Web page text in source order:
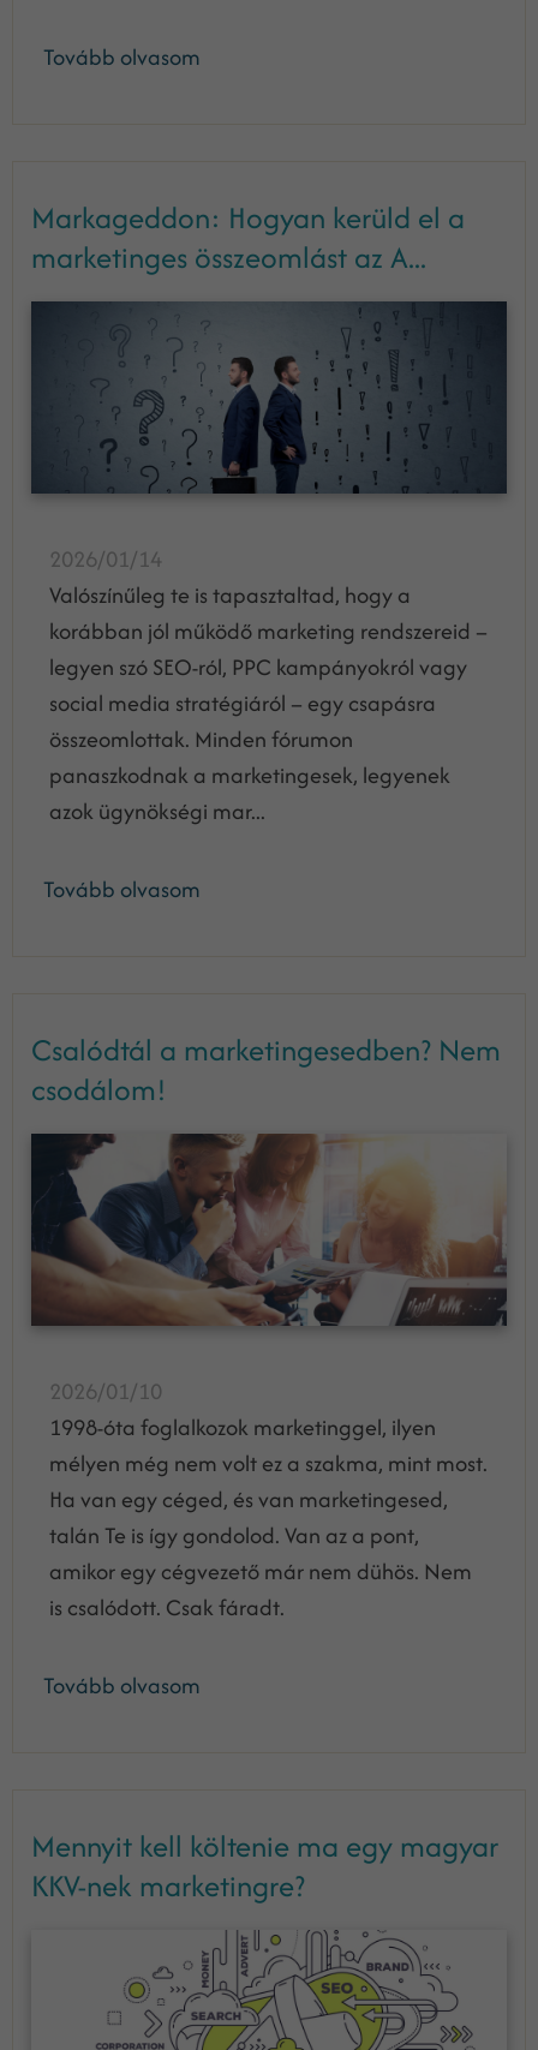
Tovább olvasom
Markageddon: Hogyan kerüld el a
marketinges összeomlást az A...
2026/01/14
Valószínűleg te is tapasztaltad, hogy a
korábban jól működő marketing rendszereid –
legyen szó SEO-ról, PPC kampányokról vagy
social media stratégiáról – egy csapásra
összeomlottak. Minden fórumon
panaszkodnak a marketingesek, legyenek
azok ügynökségi mar...
Tovább olvasom
Csalódtál a marketingesedben? Nem
csodálom!
2026/01/10
1998-óta foglalkozok marketinggel, ilyen
mélyen még nem volt ez a szakma, mint most.
Ha van egy céged, és van marketingesed,
talán Te is így gondolod. Van az a pont,
amikor egy cégvezető már nem dühös. Nem
is csalódott. Csak fáradt.
Tovább olvasom
Mennyit kell költenie ma egy magyar
KKV-nek marketingre?